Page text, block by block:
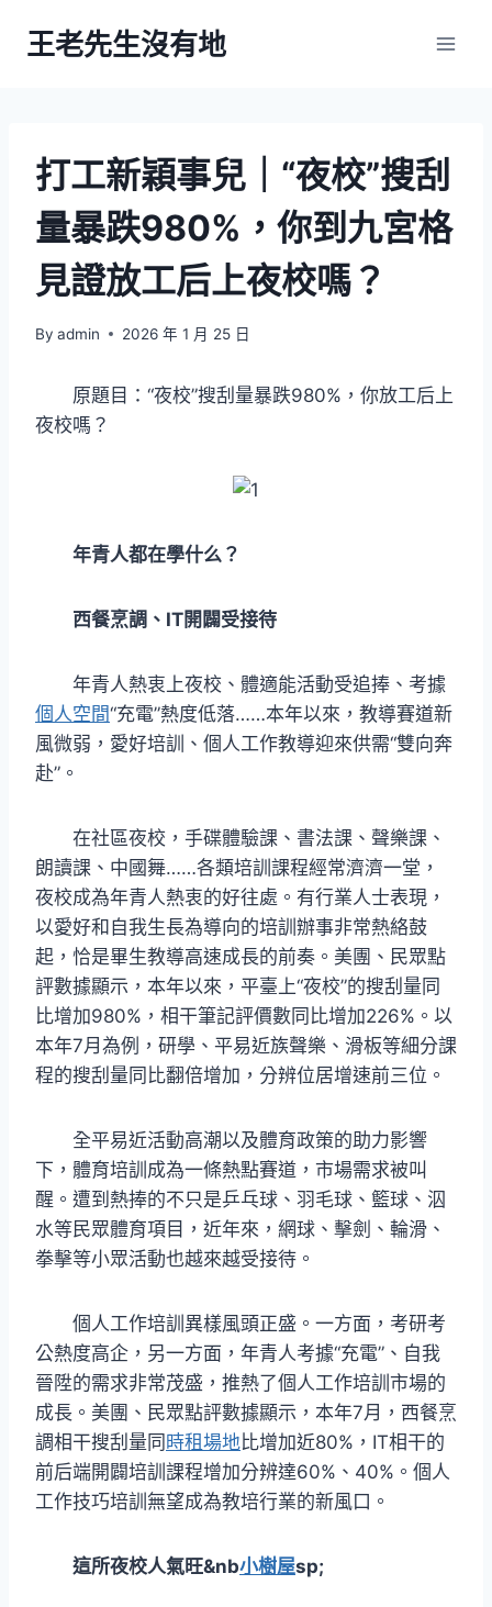
王老先生沒有地
打工新穎事兒｜“夜校”搜刮
量暴跌980%，你到九宮格
見證放工后上夜校嗎？
By admin 2026 年 1 月 25 日
原題目：“夜校”搜刮量暴跌980%，你放工后上
夜校嗎？
年青人都在學什么？
西餐烹調、IT開闢受接待
年青人熱衷上夜校、體適能活動受追捧、考據
個人空間“充電”熱度低落……本年以來，教導賽道新
風微弱，愛好培訓、個人工作教導迎來供需“雙向奔
赴”。
在社區夜校，手碟體驗課、書法課、聲樂課、
朗讀課、中國舞……各類培訓課程經常濟濟一堂，
夜校成為年青人熱衷的好往處。有行業人士表現，
以愛好和自我生長為導向的培訓辦事非常熱絡鼓
起，恰是畢生教導高速成長的前奏。美團、民眾點
評數據顯示，本年以來，平臺上“夜校”的搜刮量同
比增加980%，相干筆記評價數同比增加226%。以
本年7月為例，研學、平易近族聲樂、滑板等細分課
程的搜刮量同比翻倍增加，分辨位居增速前三位。
全平易近活動高潮以及體育政策的助力影響
下，體育培訓成為一條熱點賽道，市場需求被叫
醒。遭到熱捧的不只是乒乓球、羽毛球、籃球、泅
水等民眾體育項目，近年來，網球、擊劍、輪滑、
拳擊等小眾活動也越來越受接待。
個人工作培訓異樣風頭正盛。一方面，考研考
公熱度高企，另一方面，年青人考據“充電”、自我
晉陞的需求非常茂盛，推熱了個人工作培訓市場的
成長。美團、民眾點評數據顯示，本年7月，西餐烹
調相干搜刮量同時租場地比增加近80%，IT相干的
前后端開闢培訓課程增加分辨達60%、40%。個人
工作技巧培訓無望成為教培行業的新風口。
這所夜校人氣旺&nb小樹屋sp;